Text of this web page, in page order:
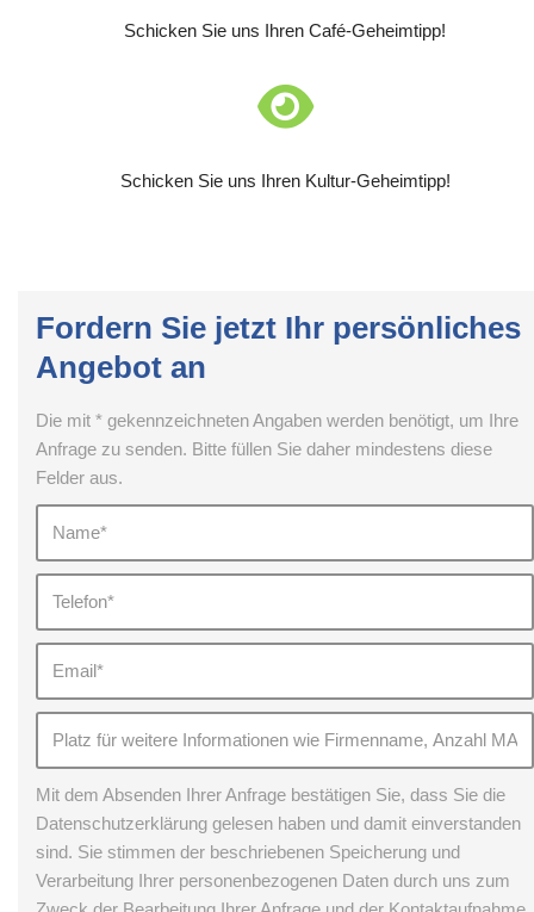
Schicken Sie uns Ihren Café-Geheimtipp!
Schicken Sie uns Ihren Kultur-Geheimtipp!
Fordern Sie jetzt Ihr persönliches
Angebot an
Die mit * gekennzeichneten Angaben werden benötigt, um Ihre
Anfrage zu senden. Bitte füllen Sie daher mindestens diese
Felder aus.
Mit dem Absenden Ihrer Anfrage bestätigen Sie, dass Sie die
Datenschutzerklärung gelesen haben und damit einverstanden
sind. Sie stimmen der beschriebenen Speicherung und
Verarbeitung Ihrer personenbezogenen Daten durch uns zum